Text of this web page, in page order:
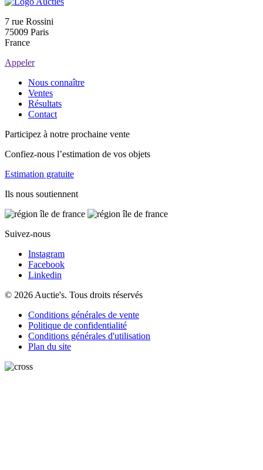
7 rue Rossini
75009 Paris
France
Appeler
Nous connaître
Ventes
Résultats
Contact
Participez à notre prochaine vente
Confiez-nous l’estimation de vos objets
Estimation gratuite
Ils nous soutiennent
Suivez-nous
Instagram
Facebook
Linkedin
© 2026 Auctie's. Tous droits réservés
Conditions générales de vente
Politique de confidentialité
Conditions générales d'utilisation
Plan du site